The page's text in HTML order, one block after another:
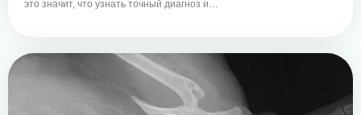
это значит, что узнать точный диагноз и…